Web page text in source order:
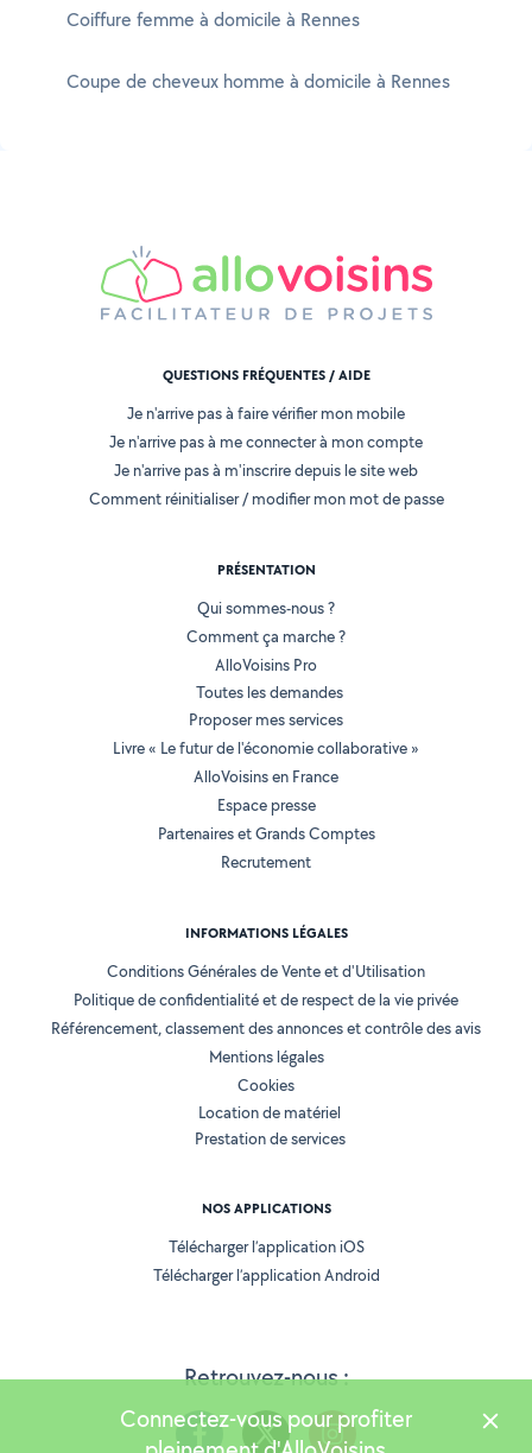
Coiffure femme à domicile à Rennes
Coupe de cheveux homme à domicile à Rennes
Retrouvez-nous :
QUESTIONS FRÉQUENTES / AIDE
Je n'arrive pas à faire vérifier mon mobile
Je n'arrive pas à me connecter à mon compte
Je n'arrive pas à m'inscrire depuis le site web
Comment réinitialiser / modifier mon mot de passe
PRÉSENTATION
Qui sommes-nous ?
Comment ça marche ?
AlloVoisins Pro
Toutes les demandes
Proposer mes services
Livre « Le futur de l'économie collaborative »
AlloVoisins en France
Espace presse
Partenaires et Grands Comptes
Recrutement
INFORMATIONS LÉGALES
Conditions Générales de Vente et d'Utilisation
Politique de confidentialité et de respect de la vie privée
Référencement, classement des annonces et contrôle des avis
Mentions légales
Cookies
Location de matériel
Prestation de services
NOS APPLICATIONS
Télécharger l’application iOS
Télécharger l’application Android
Connectez-vous pour profiter